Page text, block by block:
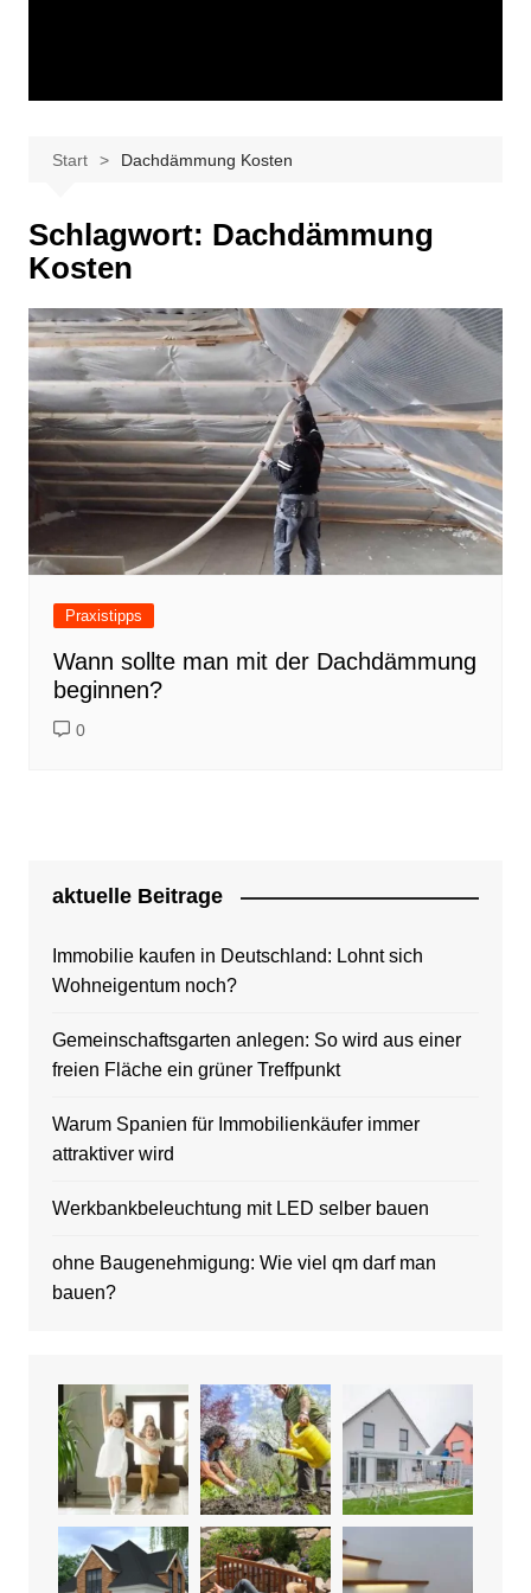
Start Dachdämmung Kosten
Schlagwort: Dachdämmung
Kosten
Praxistipps
Wann sollte man mit der Dachdämmung
beginnen?
0
aktuelle Beitrage
Immobilie kaufen in Deutschland: Lohnt sich
Wohneigentum noch?
Gemeinschaftsgarten anlegen: So wird aus einer
freien Fläche ein grüner Treffpunkt
Warum Spanien für Immobilienkäufer immer
attraktiver wird
Werkbankbeleuchtung mit LED selber bauen
ohne Baugenehmigung: Wie viel qm darf man
bauen?